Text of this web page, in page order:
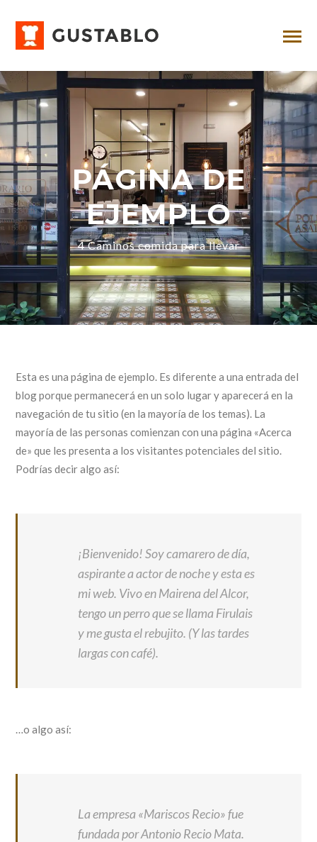
PÁGINA DE
EJEMPLO
4 Caminos comida para llevar
Esta es una página de ejemplo. Es diferente a una entrada del
blog porque permanecerá en un solo lugar y aparecerá en la
navegación de tu sitio (en la mayoría de los temas). La
mayoría de las personas comienzan con una página «Acerca
de» que les presenta a los visitantes potenciales del sitio.
Podrías decir algo así:
¡Bienvenido! Soy camarero de día,
aspirante a actor de noche y esta es
mi web. Vivo en Mairena del Alcor,
tengo un perro que se llama Firulais
y me gusta el rebujito. (Y las tardes
largas con café).
…o algo así:
La empresa «Mariscos Recio» fue
fundada por Antonio Recio Mata.